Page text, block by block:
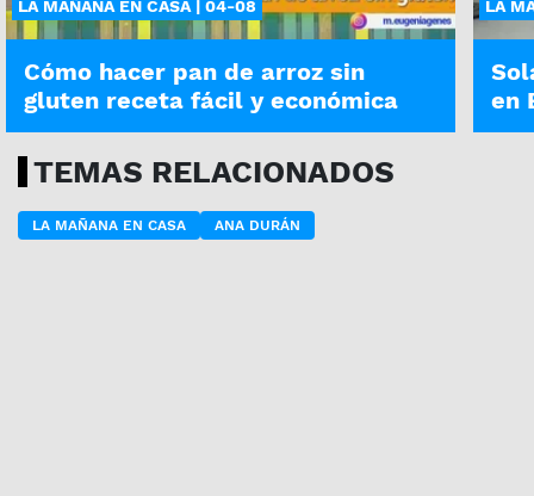
LA MAÑANA EN CASA | 04-08
Cómo hacer pan de arroz sin
gluten receta fácil y económica
LA
en
TEMAS RELACIONADOS
LA MAÑANA EN CASA ANA DURÁN